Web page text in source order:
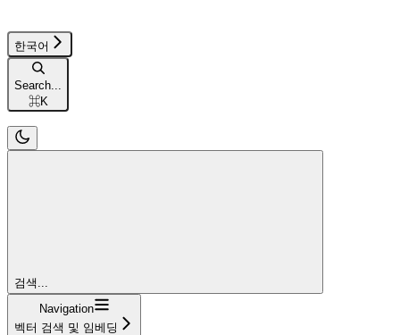
한국어
Search...
⌘K
검색...
Navigation
벡터 검색 및 임베딩